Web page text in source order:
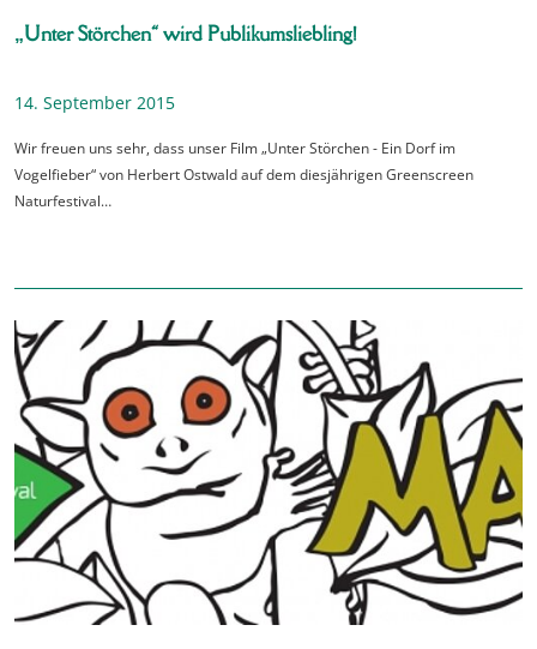
„Unter Störchen“ wird Publikumsliebling!
14. September 2015
Wir freuen uns sehr, dass unser Film „Unter Störchen - Ein Dorf im
Vogelfieber“ von Herbert Ostwald auf dem diesjährigen Greenscreen
Naturfestival…